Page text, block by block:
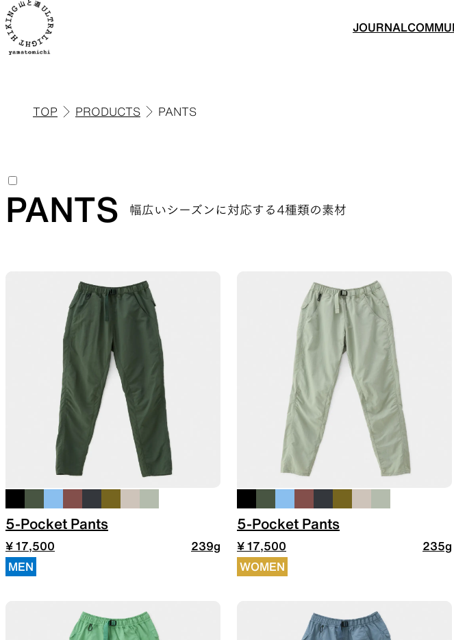
JOURNAL
ALL
全ての製品を見る
JACKETS
風や雨、寒さを防ぐシェル
HATS
ハイキングのためのヘッドウェア
最軽量のスリーピングパッド 補修用パッチとバックパックのパーツ
TOP PRODUCTS PANTS
PANTS 幅広いシーズンに対応する4種類の素材
5-Pocket Pants
¥ 17,500
239g
MEN
5-Pocket Pants
¥ 17,500
235g
WOMEN